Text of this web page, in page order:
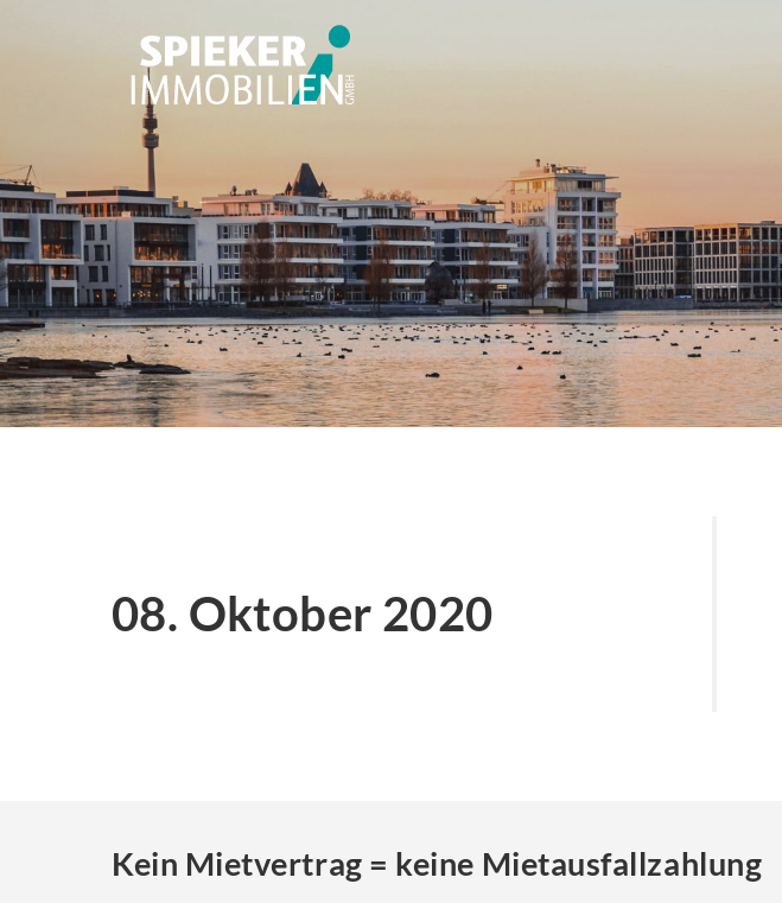
08. Oktober 2020
Kein Mietvertrag = keine Mietausfallzahlung